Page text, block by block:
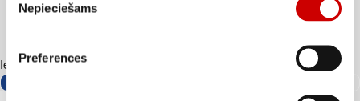
izvēle
Nepieciešams
Preferences
Iesakām ar